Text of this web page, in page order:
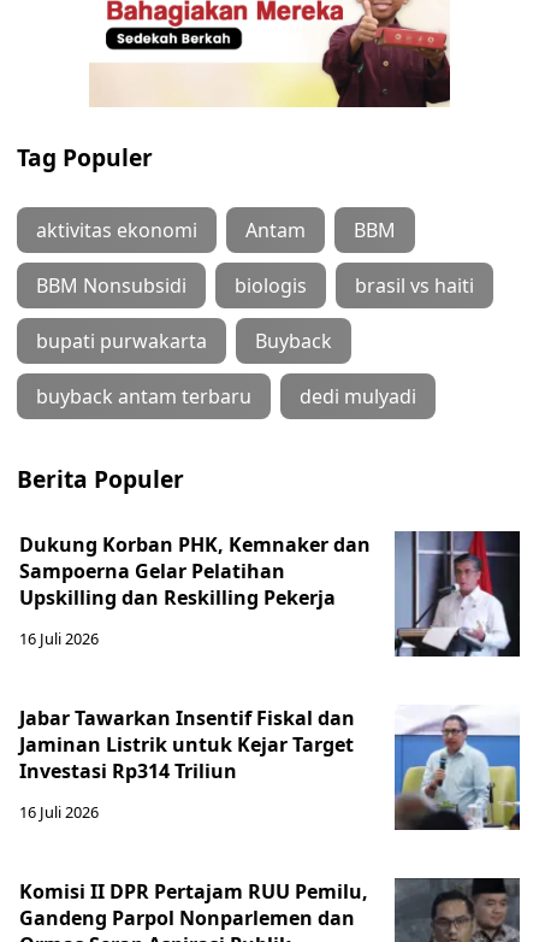
Tag Populer
aktivitas ekonomi Antam BBM
BBM Nonsubsidi biologis brasil vs haiti
bupati purwakarta Buyback
buyback antam terbaru dedi mulyadi
Berita Populer
Dukung Korban PHK, Kemnaker dan
Sampoerna Gelar Pelatihan
Upskilling dan Reskilling Pekerja
16 Juli 2026
Jabar Tawarkan Insentif Fiskal dan
Jaminan Listrik untuk Kejar Target
Investasi Rp314 Triliun
16 Juli 2026
Komisi II DPR Pertajam RUU Pemilu,
Gandeng Parpol Nonparlemen dan